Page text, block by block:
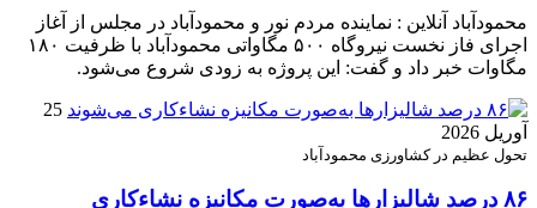
محمودآباد آنلاین : نماینده مردم نور و محمودآباد در مجلس از آغاز
اجرای فاز نخست نیروگاه ۵۰۰ مگاواتی محمودآباد با ظرفیت ۱۸۰
مگاوات خبر داد و گفت: این پروژه به زودی شروع می‌شود.
25
آوریل 2026
تحول عظیم در کشاورزی محمودآباد
۸۶ درصد شالیزارها به‌صورت مکانیزه نشاءکاری